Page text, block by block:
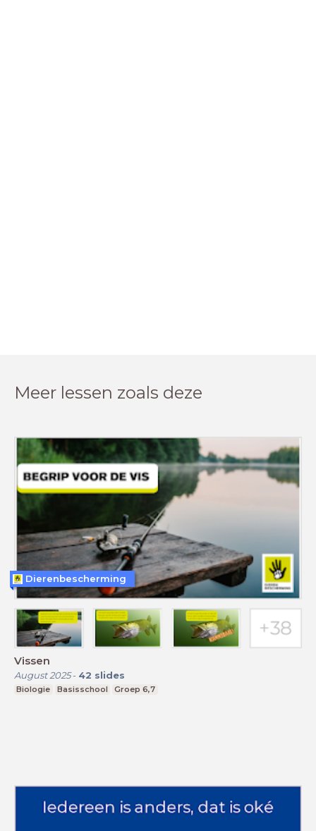
Meer lessen zoals deze
Vissen
August 2025- 42 slides
Biologie Basisschool Groep 6,7
Dierenbescherming